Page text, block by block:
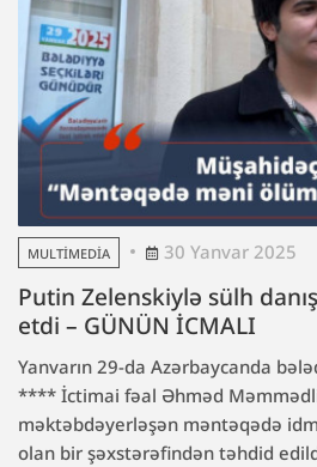
MULTIMEDIA 30 Yanvar 2025
Putin Zelenskiylə sülh
etdi – GÜNÜN İCMALI
Yanvarın 29-da Azərbaycanda
**** İctimai fəal Əhməd Məmmədli
məktəbdəyerləşən məntəqədə
olan bir şəxstərəfindən təhdid